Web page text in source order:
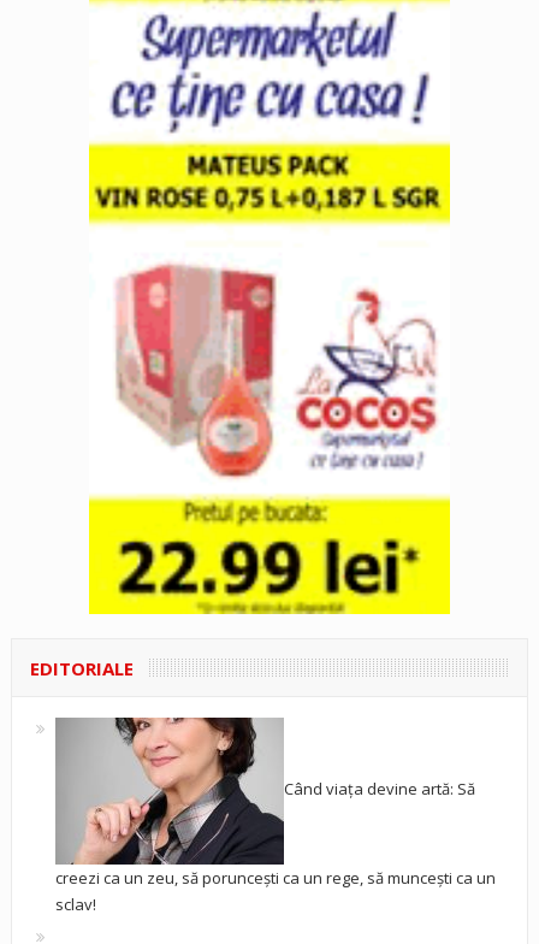
EDITORIALE
Când viața devine artă: Să
creezi ca un zeu, să poruncești ca un rege, să muncești ca un
sclav!